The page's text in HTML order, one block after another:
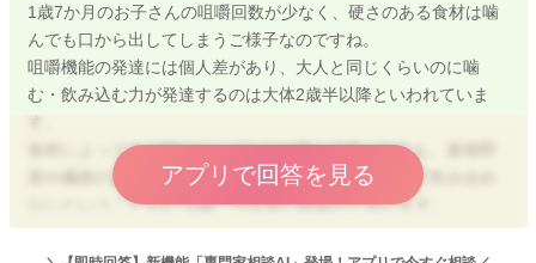
1歳7か月のお子さんの咀嚼回数が少なく、硬さのある食材は噛
んでも口から出してしまうご様子なのですね。
咀嚼機能の発達には個人差があり、大人と同じくらいのに噛
む・飲み込む力が発達するのは大体2歳半以降といわれていま
食材によってもご飯やリンゴなどは噛んで食べれても、葉物野
菜や繊維のある野菜や肉類は噛めるけど繊維が残って飲み込め
ないということも1～2歳ごろは多い時期かと思います。
咀嚼機能は少し頑張れば食べられるくらいの食形態で与えるこ
アプリで回答を見る